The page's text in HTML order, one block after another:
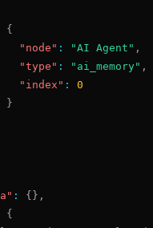
{
"node" : "AI Agent" ,
"type" : "ai_memory" ,
"index" :
0
}
: { } ,
{